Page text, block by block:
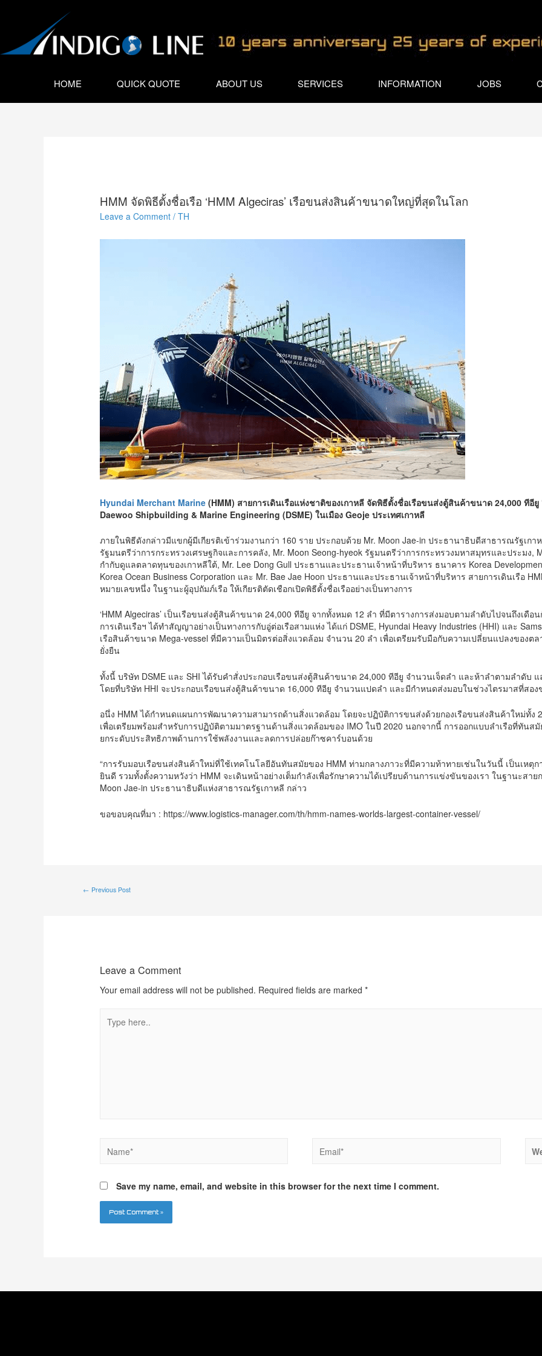
HOME QUICK QUOTE ABOUT US SERVICES INFORMATION JOBS
HMM จัดพิธีตั้งชื่อเรือ ‘HMM Algeciras’ เรือขนส่งสินค้าขนาดใหญ่ที่สุดในโลก
Leave a Comment /TH
Hyundai Merchant Marine (HMM) สายการเดินเรือแห่งชาติของเกาหลี จัดพิธีตั้งชื่อเรือขนส่งตู้สินค้าขนาด 24,000 ทีอี
Daewoo Shipbuilding & Marine Engineering (DSME) ในเมือง Geoje ประเทศเกาหลี
ภายในพิธีดังกล่าวมีแขกผู้มีเกียรติเข้าร่วมงานกว่า 160 ราย ประกอบด้วย Mr. Moon Jae-in ประธานาธิบดีสาธารณรัฐเกา
รัฐมนตรีว่าการกระทรวงเศรษฐกิจและการคลัง, Mr. Moon Seong-hyeok รัฐมนตรีว่าการกระทรวงมหาสมุทรและประมง,
กำกับดูแลตลาดทุนของเกาหลีใต้, Mr. Lee Dong Gull ประธานและประธานเจ้าหน้าที่บริหาร ธนาคาร Korea
Korea Ocean Business Corporation และ Mr. Bae Jae Hoon ประธานและประธานเจ้าหน้าที่บริหาร สายการเดินเรือ
หมายเลขหนึ่ง ในฐานะผู้อุปถัมภ์เรือ ให้เกียรติตัดเชือกเปิดพิธีตั้งชื่อเรืออย่างเป็นทางการ
‘HMM Algeciras’ เป็นเรือขนส่งตู้สินค้าขนาด 24,000 ทีอียู จากทั้งหมด 12 ลำ ที่มีตารางการส่งมอบตามลำดับไปจนถึงเดื
การเดินเรือฯ ได้ทำสัญญาอย่างเป็นทางการกับอู่ต่อเรือสามแห่ง ได้แก่ DSME, Hyundai Heavy Industries (HHI) และ
เรือสินค้าขนาด Mega-vessel ที่มีความเป็นมิตรต่อสิ่งแวดล้อม จำนวน 20 ลำ เพื่อเตรียมรับมือกับความเปลี่ยนแปลงของต
ยั่งยืน
ทั้งนี้ บริษัท DSME และ SHI ได้รับคำสั่งประกอบเรือขนส่งตู้สินค้าขนาด 24,000 ทีอียู จำนวนเจ็ดลำ และห้าลำตามลำดับ
โดยที่บริษัท HHI จะประกอบเรือขนส่งตู้สินค้าขนาด 16,000 ทีอียู จำนวนแปดลำ และมีกำหนดส่งมอบในช่วงไตรมาสที่สอง
อนึ่ง HMM ได้กำหนดแผนการพัฒนาความสามารถด้านสิ่งแวดล้อม โดยจะปฏิบัติการขนส่งด้วยกองเรือขนส่งสินค้าใหม่ทั้ง
เพื่อเตรียมพร้อมสำหรับการปฏิบัติตามมาตรฐานด้านสิ่งแวดล้อมของ IMO ในปี 2020 นอกจากนี้ การออกแบบลำเรือที่ทันส
ยกระดับประสิทธิภาพด้านการใช้พลังงานและลดการปล่อยก๊าซคาร์บอนด้วย
“การรับมอบเรือขนส่งสินค้าใหม่ที่ใช้เทคโนโลยีอันทันสมัยของ HMM ท่ามกลางภาวะที่มีความท้าทายเช่นในวันนี้ เป็นเห
ยินดี รวมทั้งตั้งความหวังว่า HMM จะเดินหน้าอย่างเต็มกำลังเพื่อรักษาความได้เปรียบด้านการแข่งขันของเรา ในฐานะสา
Moon Jae-in ประธานาธิบดีแห่งสาธารณรัฐเกาหลี กล่าว
ขอขอบคุณที่มา : https://www.logistics-manager.com/th/hmm-names-worlds-largest-container-vessel/
← Previous Post
Leave a Comment
Your email address will not be published. Required fields are marked*
Save my name, email, and website in this browser for the next time I comment.